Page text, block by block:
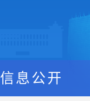
信息公开